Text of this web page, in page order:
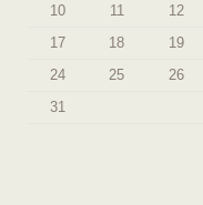
10
11 12
17
18 19
24
25 26
31